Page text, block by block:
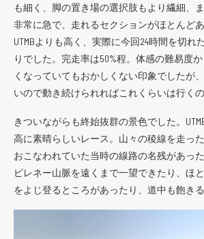
も細く、脚の置き場の選択肢もより繊細、
非常に急で、走れるセクションがほとんどあ
UTMBよりも高く、実際に今回24時間を切れ
りでした。完走率は50%程。体感の難易度
くなっていてもおかしくない印象でしたが、
いので動き続けられればこれくらいは行く
きついながらも終始抜群の景色でした。
高に素晴らしいレース。山々の稜線を走っ
おこなわれていた当時の線路の名残があった
ピレネー山脈を遠くまで一望できたり、ほ
をよじ登るところがあったり、道中も飽き